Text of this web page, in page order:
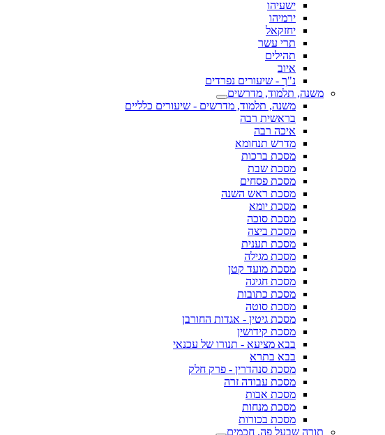
ישעיהו
ירמיהו
יחזקאל
תרי עשר
תהילים
איוב
נ"ך - שיעורים נפרדים
משנה, תלמוד, מדרשים
משנה, תלמוד, מדרשים - שיעורים כלליים
בראשית רבה
איכה רבה
מדרש תנחומא
מסכת ברכות
מסכת שבת
מסכת פסחים
מסכת ראש השנה
מסכת יומא
מסכת סוכה
מסכת ביצה
מסכת תענית
מסכת מגילה
מסכת מועד קטן
מסכת חגיגה
מסכת כתובות
מסכת סוטה
מסכת גיטין - אגדות החורבן
מסכת קידושין
בבא מציעא - תנורו של עכנאי
בבא בתרא
מסכת סנהדרין - פרק חלק
מסכת עבודה זרה
מסכת אבות
מסכת מנחות
מסכת בכורות
תורה שבעל פה, חכמים